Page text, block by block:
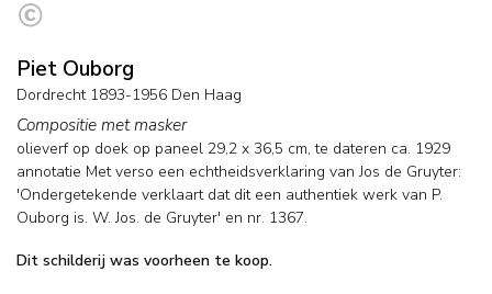
Piet Ouborg
Dordrecht 1893-1956 Den Haag
Compositie met masker
olieverf op doek op paneel 29,2 x 36,5 cm,te dateren ca. 1929
annotatie Met verso een echtheidsverklaring van Jos de Gruyter:
'Ondergetekende verklaart dat dit een authentiek werk van P.
Ouborg is. W. Jos. de Gruyter' en nr. 1367.
Dit schilderij was voorheen te koop.